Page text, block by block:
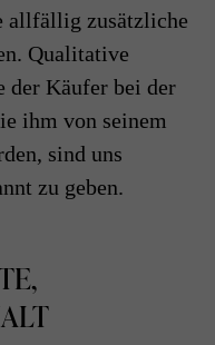
allfällig zusätzliche
Qualitative
der Käufer bei der
ihm von seinem
sind uns
zu geben.